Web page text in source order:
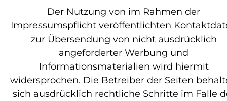
Der Nutzung von im Rahmen der
Impressumspflicht veröffentlichten
zur Übersendung von nicht ausdrücklich
angeforderter Werbung und
Informationsmaterialien wird hiermit
widersprochen. Die Betreiber der Seiten
sich ausdrücklich rechtliche Schritte im Falle